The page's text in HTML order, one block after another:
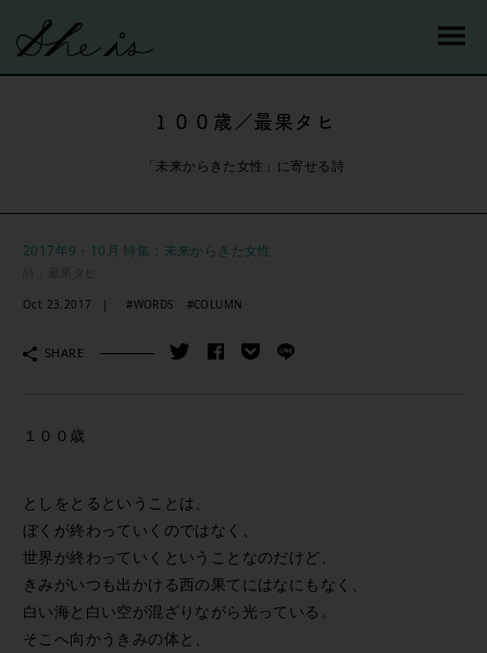
１００歳／最果タヒ
「未来からきた女性」に寄せる詩
2017年9・10月 特集：未来からきた女性
Oct 23.2017 #WORDS #COLUMN
SHARE
１００歳
としをとるということは、
ぼくが終わっていくのではなく、
世界が終わっていくということなのだけど、
きみがいつも出かける西の果てにはなにもなく、
白い海と白い空が混ざりながら光っている。
そこへ向かうきみの体と、